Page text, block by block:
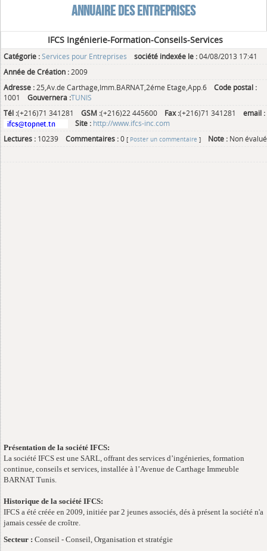
ANNUAIRE DES ENTREPRISES
IFCS Ingénierie-Formation-Conseils-Services
Catégorie :Services pour Entreprises société indexée le :04/08/2013 17:41
Année de Création : 2009
Adresse : 25,Av.de Carthage,Imm.BARNAT,2éme Etage,App.6
Code postal :
1001
Gouvernera :TUNIS
Tél :(+216)71 341281 GSM :(+216)22 445600 Fax :(+216)71 341281
email :
Site : http://www.ifcs-inc.com
Lectures : 10239 Commentaires :0 [ Poster un commentaire ] Note : Non évalué
Présentation de la société IFCS:
La société IFCS est une SARL, offrant des services d’ingénieries, formation
continue, conseils et services, installée à l’Avenue de Carthage Immeuble
BARNAT Tunis.
Historique de la société IFCS:
IFCS a été créée en 2009, initiée par 2 jeunes associés, dés à présent la société n'a
jamais cessée de croître.
Secteur : Conseil - Conseil, Organisation et stratégie